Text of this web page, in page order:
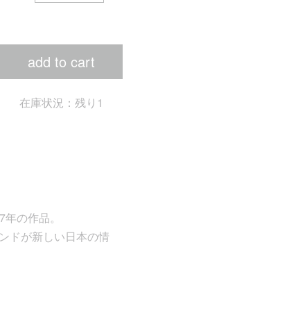
add to cart
在庫状況：残り1
の作品。
ドが新しい日本の情